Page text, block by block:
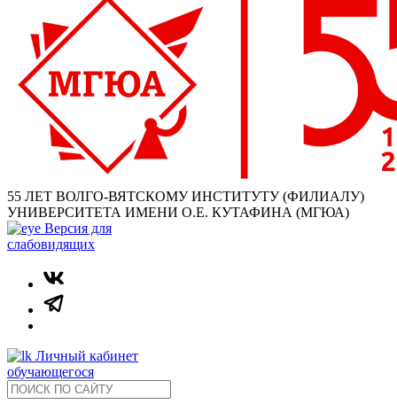
55 ЛЕТ ВОЛГО-ВЯТСКОМУ ИНСТИТУТУ (ФИЛИАЛУ)
УНИВЕРСИТЕТА ИМЕНИ О.Е. КУТАФИНА (МГЮА)
Версия для
слабовидящих
Личный кабинет
обучающегося